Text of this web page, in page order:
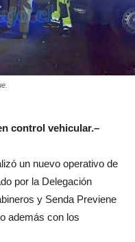
control vehicular.–
un nuevo operativo de
por la Delegación
y Senda Previene
además con los